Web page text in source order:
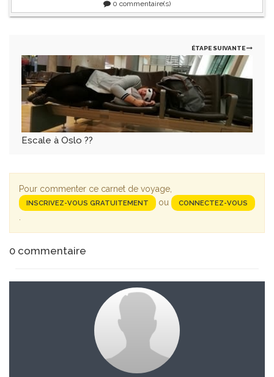
0 commentaire(s)
ÉTAPE SUIVANTE
Escale à Oslo ??
Pour commenter ce carnet de voyage,
INSCRIVEZ-VOUS GRATUITEMENT ou CONNECTEZ-VOUS
0 commentaire